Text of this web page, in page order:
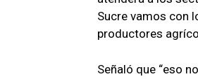
Sucre vamos con
productores
Señaló que “eso